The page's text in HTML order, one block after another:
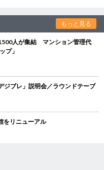
もっと見る
人が集結 マンション管理代
プ」
ブレ」説明会／ラウンドテーブ
をリニューアル